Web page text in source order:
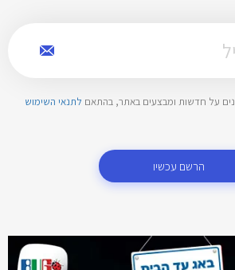
על חדשות ומבצעים באתר, בהתאם לתנאי השימוש
הרשם עכשיו